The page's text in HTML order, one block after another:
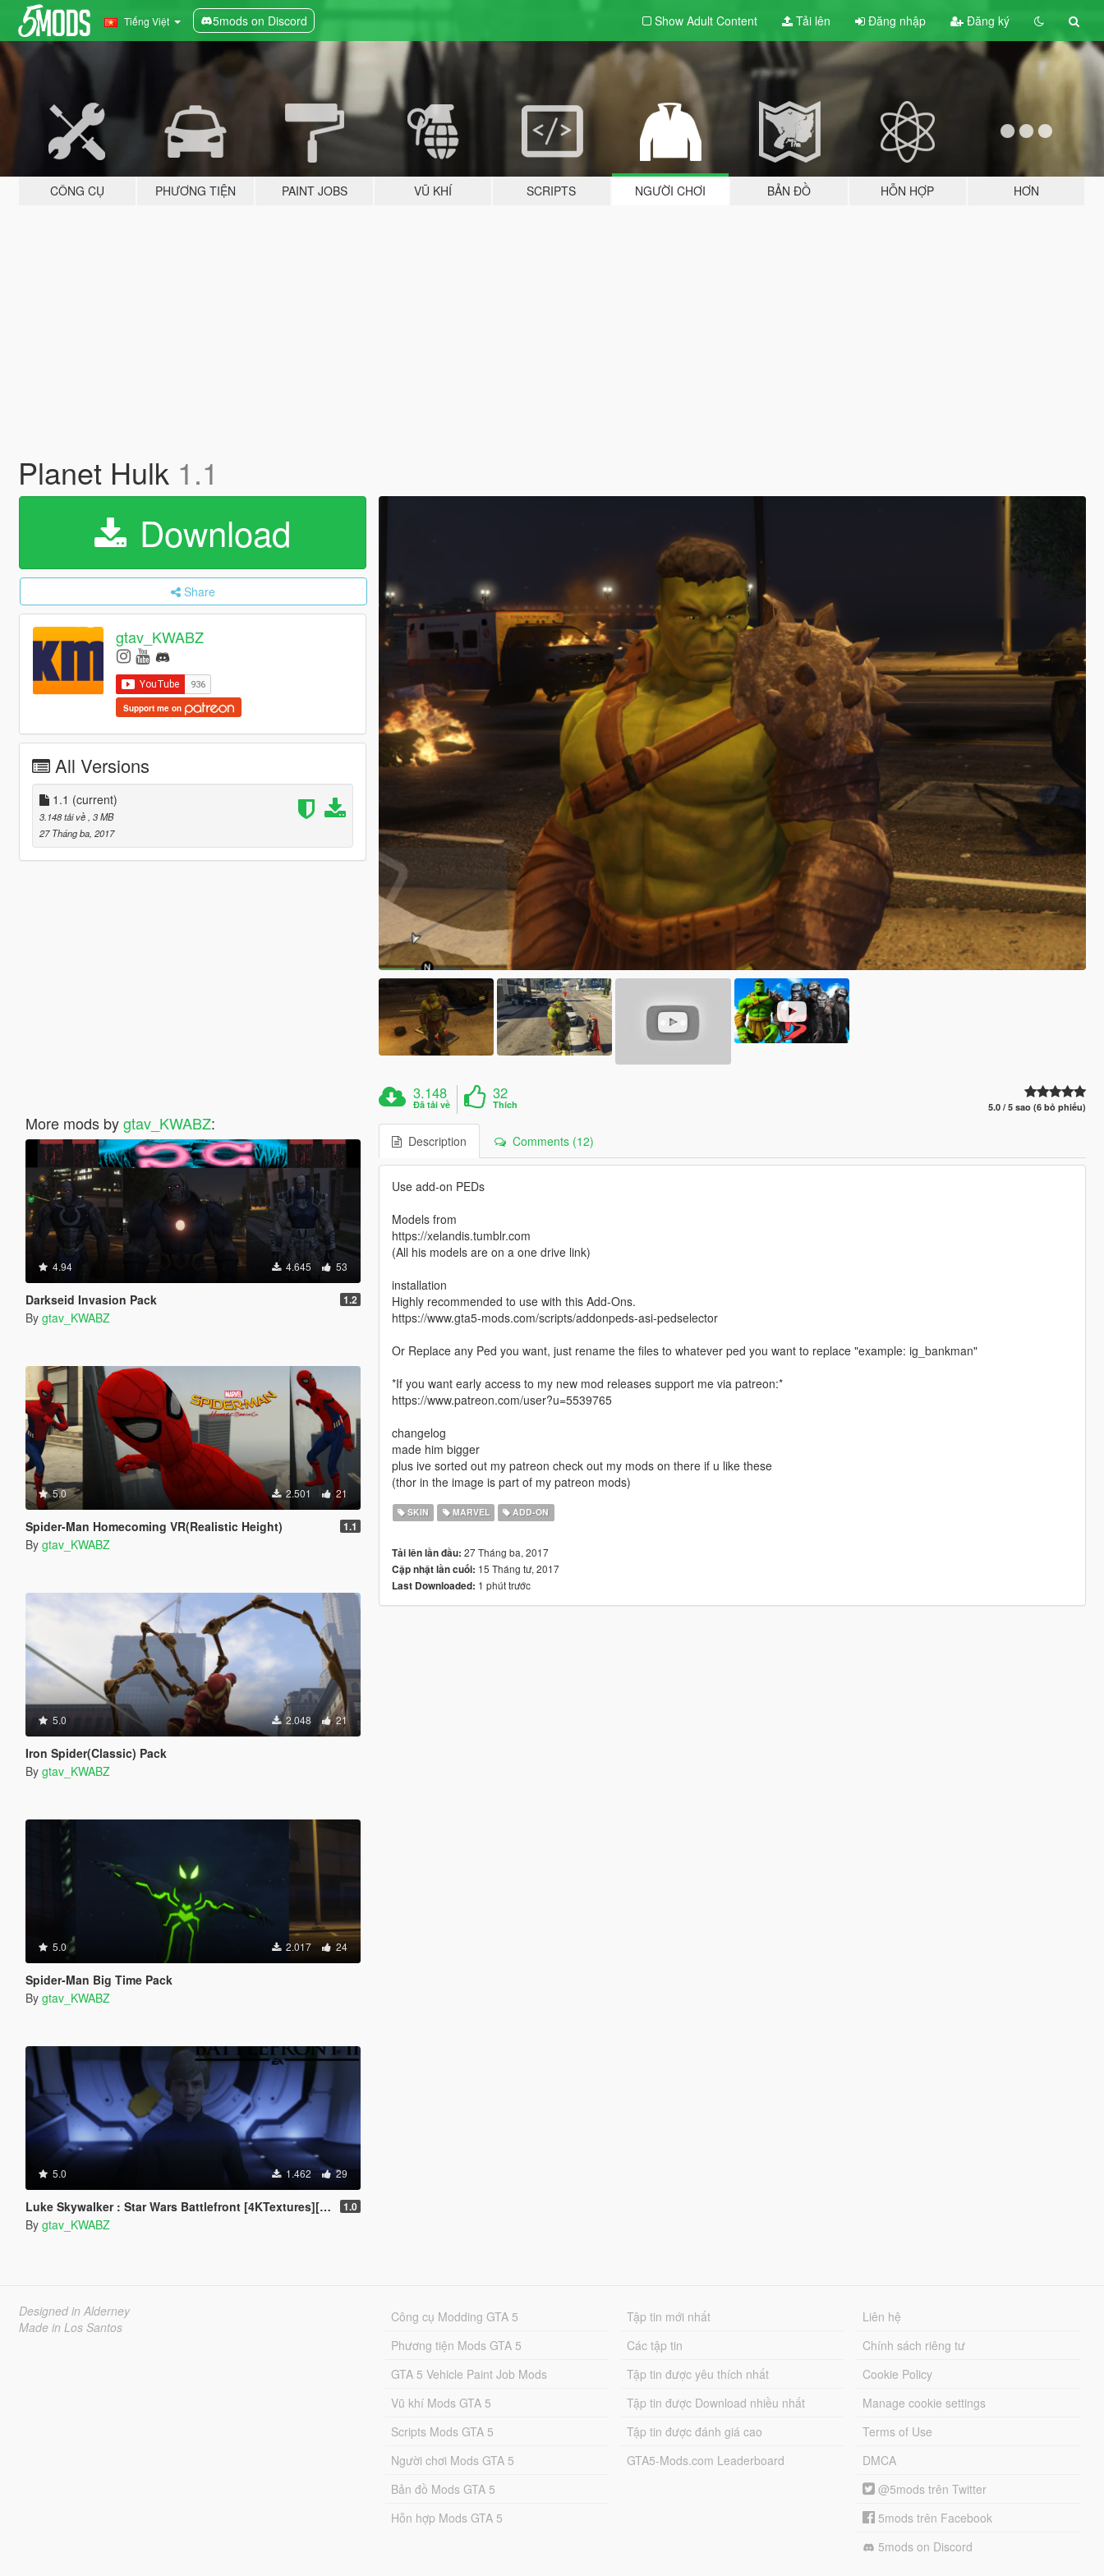
Tiếng Việt 5mods on Discord Show Adult Content Tải lên Đăng nhập Đăng ký
CÔNG CỤ PHƯƠNG TIỆN PAINT JOBS VŨ KHÍ SCRIPTS NGƯỜI CHƠI BẢN ĐỒ HỖN HỢP HƠN
Planet Hulk 1.1
Download
Share
gtav_KWABZ
Support me on
All Versions
1.1 (current)
3.148 tải về , 3 MB
27 Tháng ba, 2017
More mods bygtav_KWABZ:
4.94 4.645 53
Darkseid Invasion Pack 1.2
By gtav_KWABZ
5.0 2.501 21
Spider-Man Homecoming VR(Realistic Height) 1.1
By gtav_KWABZ
5.0 2.048 21
Iron Spider(Classic) Pack
By gtav_KWABZ
5.0 2.017 24
Spider-Man Big Time Pack
By gtav_KWABZ
5.0 1.462 29
Luke Skywalker : Star Wars Battlefront [4KTextures][Add-on] 1.0
By gtav_KWABZ
3.148
Đã tải về
32
Thích 5.0 / 5 sao (6 bỏ phiếu)
Description Comments (12)
Use add-on PEDs
Models from
https://xelandis.tumblr.com
(All his models are on a one drive link)
installation
Highly recommended to use with this Add-Ons.
https://www.gta5-mods.com/scripts/addonpeds-asi-pedselector
Or Replace any Ped you want, just rename the files to whatever ped you want to replace "example: ig_bankman"
*If you want early access to my new mod releases support me via patreon:*
https://www.patreon.com/user?u=5539765
changelog
made him bigger
plus ive sorted out my patreon check out my mods on there if u like these
(thor in the image is part of my patreon mods)
SKIN MARVEL ADD-ON
Tải lên lần đầu: 27 Tháng ba, 2017
Cập nhật lần cuối: 15 Tháng tư, 2017
Last Downloaded: 1 phút trước
Designed in Alderney
Made in Los Santos
Công cụ Modding GTA 5
Phương tiện Mods GTA 5
GTA 5 Vehicle Paint Job Mods
Vũ khí Mods GTA 5
Scripts Mods GTA 5
Người chơi Mods GTA 5
Bản đồ Mods GTA 5
Hỗn hợp Mods GTA 5
Tập tin mới nhất
Các tập tin
Tập tin được yêu thích nhất
Tập tin được Download nhiều nhất
Tập tin được đánh giá cao
GTA5-Mods.com Leaderboard
Liên hệ
Chính sách riêng tư
Cookie Policy
Manage cookie settings
Terms of Use
DMCA
@5mods trên Twitter
5mods trên Facebook
5mods on Discord